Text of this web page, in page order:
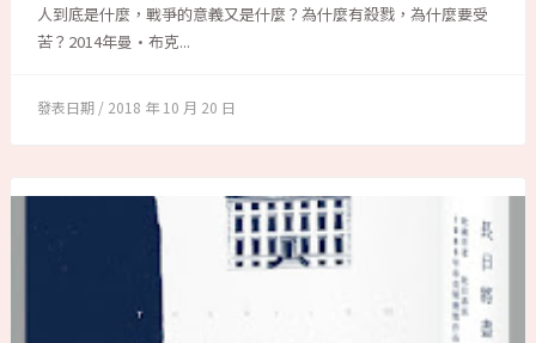
人到底是什麼，戰爭的意義又是什麼？為什麼有殺戮，為什麼要受
苦？2014年曼•布克...
2018 年 10 月 20 日